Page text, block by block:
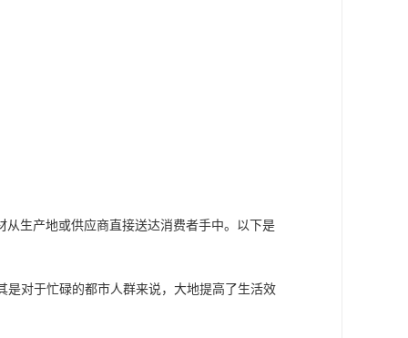
生产地或供应商直接送达消费者手中。以下是
是对于忙碌的都市人群来说，大地提高了生活效